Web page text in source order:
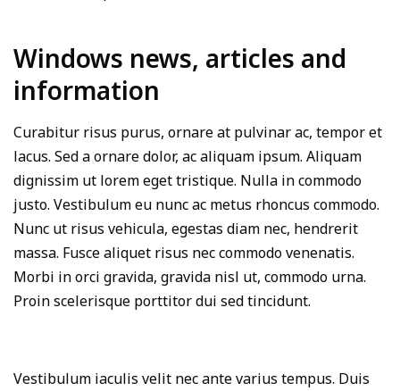
Windows news, articles and
information
Curabitur risus purus, ornare at pulvinar ac, tempor et
lacus. Sed a ornare dolor, ac aliquam ipsum. Aliquam
dignissim ut lorem eget tristique. Nulla in commodo
justo. Vestibulum eu nunc ac metus rhoncus commodo.
Nunc ut risus vehicula, egestas diam nec, hendrerit
massa. Fusce aliquet risus nec commodo venenatis.
Morbi in orci gravida, gravida nisl ut, commodo urna.
Proin scelerisque porttitor dui sed tincidunt.
Vestibulum iaculis velit nec ante varius tempus. Duis